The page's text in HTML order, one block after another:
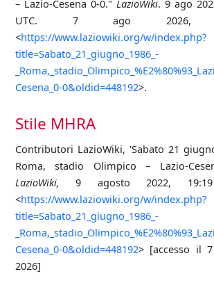
– Lazio-Cesena 0-0."LazioWiki. 9 ago
UTC. 7 ago 2026,
<https://www.laziowiki.org/w/index.php?
title=Sabato_21_giugno_1986_-
Cesena_0-0&oldid=448192>.
Stile MHRA
Contributori LazioWiki, 'Sabato 21
Roma, stadio Olimpico – Lazio-
LazioWiki, 9 agosto 2022, 19:19
<https://www.laziowiki.org/w/index.php?
title=Sabato_21_giugno_1986_-
Cesena_0-0&oldid=448192> [accesso il
2026]